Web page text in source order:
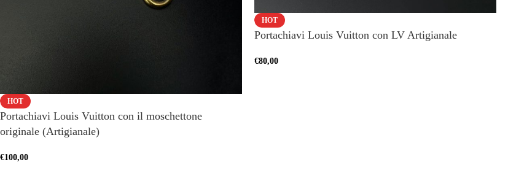
HOT
Portachiavi Louis Vuitton con il moschettone
originale (Artigianale)
€100,00
HOT
Portachiavi Louis Vuitton con LV Artigianale
€80,00